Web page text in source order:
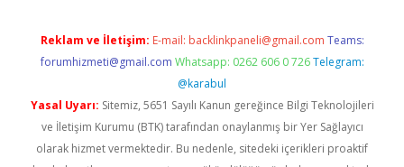
Reklam ve İletişim: E-mail: backlinkpaneli@gmail.com Teams:
forumhizmeti@gmail.com Whatsapp: 0262 606 0 726 Telegram:
@karabul
Yasal Uyarı: Sitemiz, 5651 Sayılı Kanun gereğince Bilgi Teknolojileri
ve İletişim Kurumu (BTK) tarafından onaylanmış bir Yer Sağlayıcı
olarak hizmet vermektedir. Bu nedenle, sitedeki içerikleri proaktif